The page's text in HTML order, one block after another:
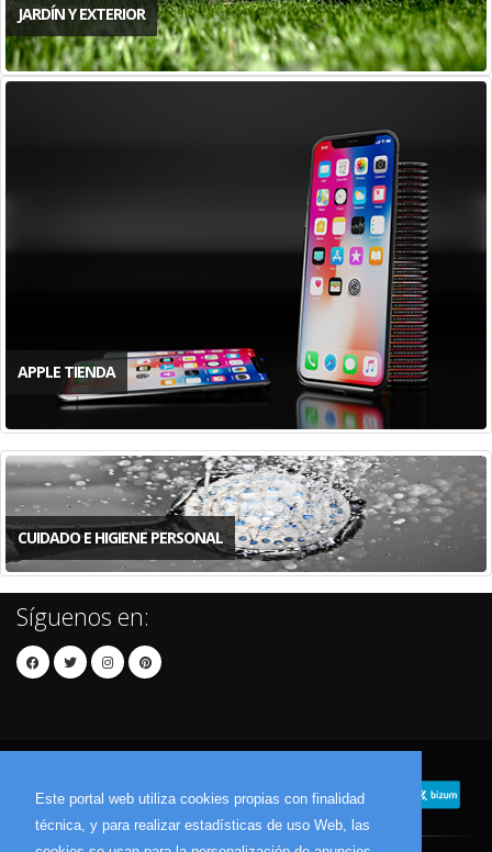
Este portal web utiliza cookies propias con finalidad
técnica, y para realizar estadísticas de uso Web, las
JARDÍN Y EXTERIOR
APPLE TIENDA
CUIDADO E HIGIENE PERSONAL
Síguenos en: